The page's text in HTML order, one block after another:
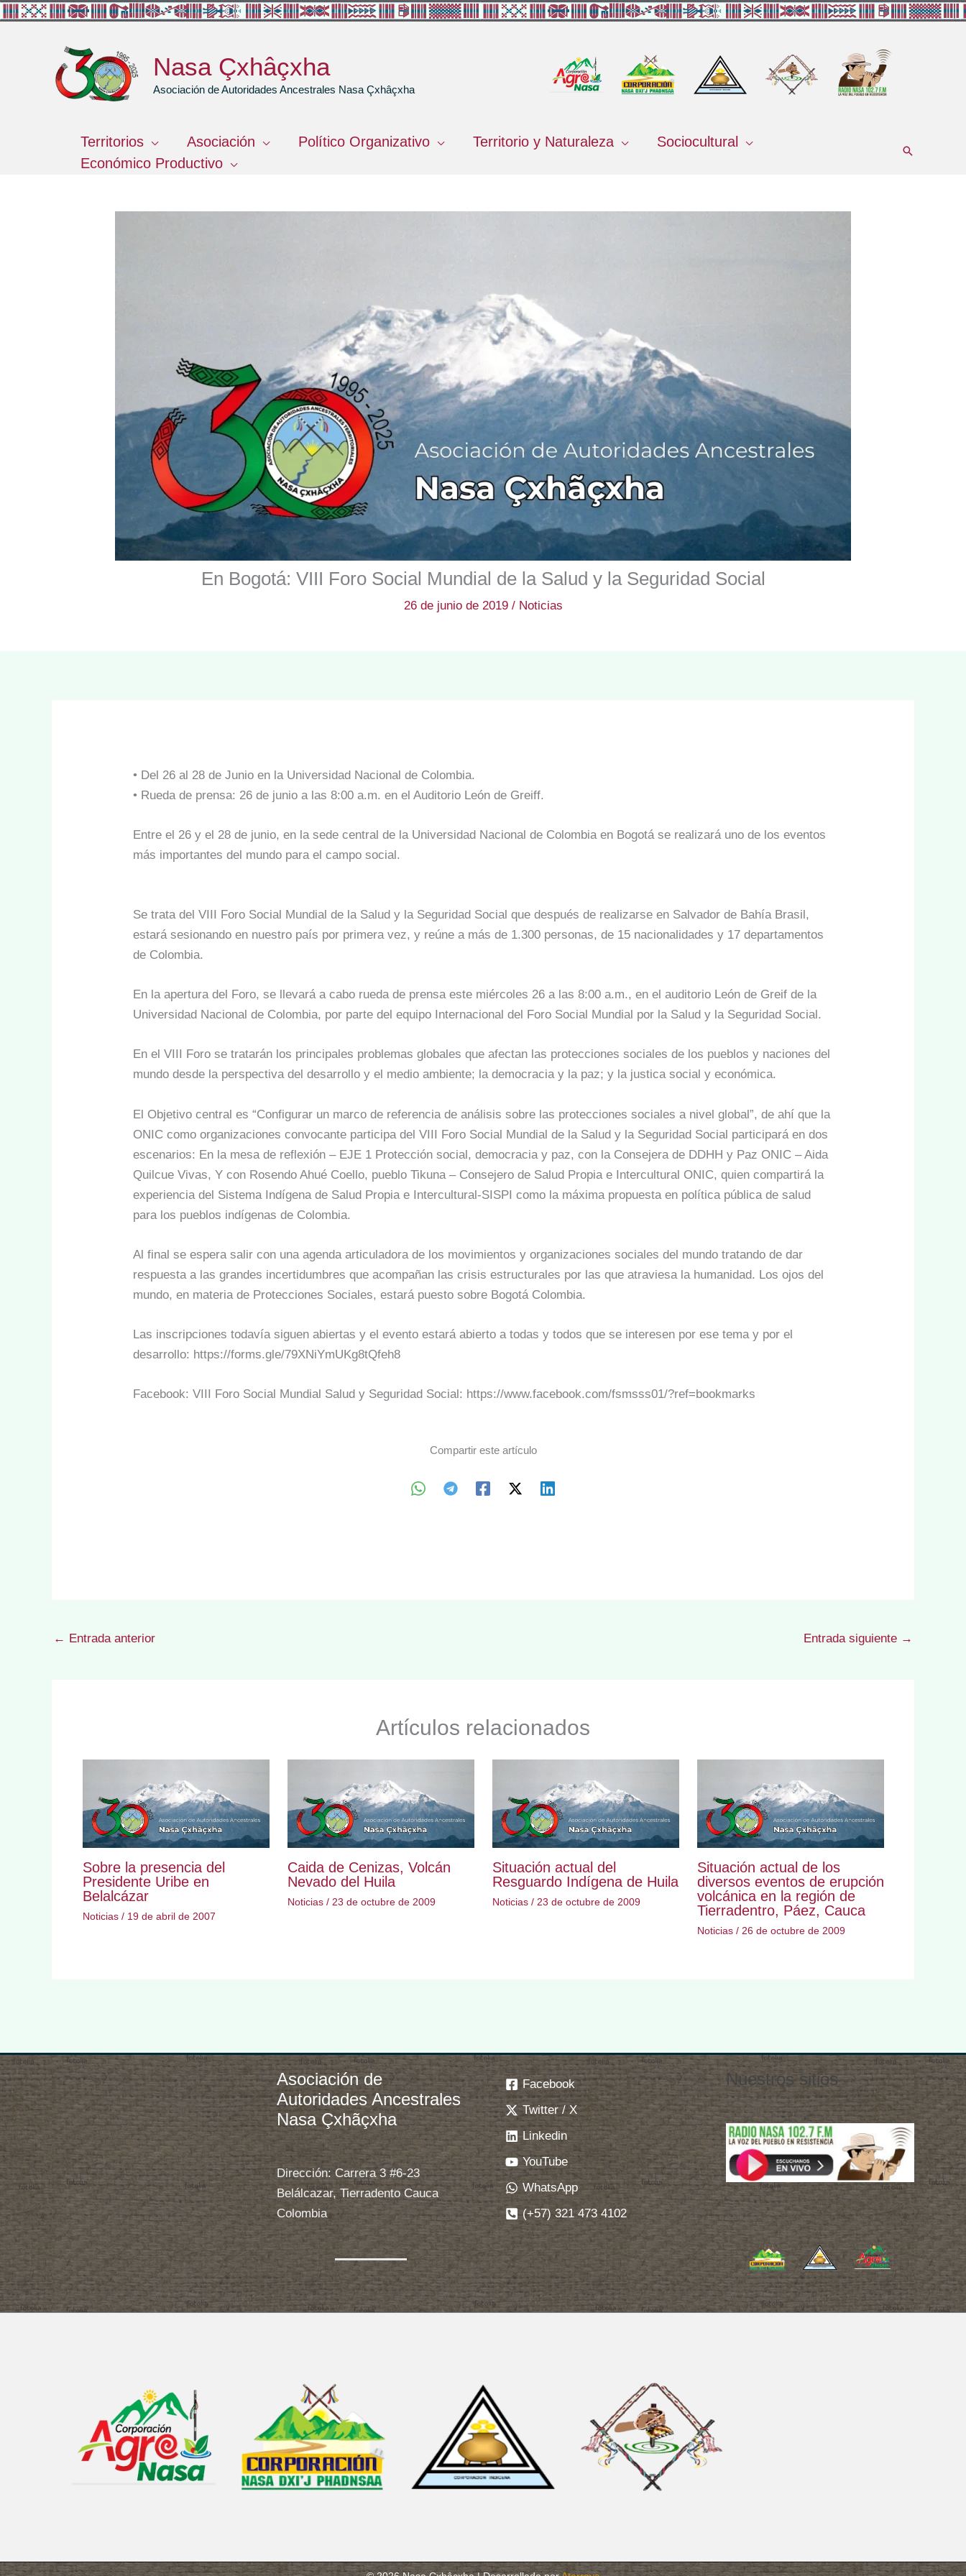
Ir
Nasa Çxhâçxha
Asociación de Autoridades Ancestrales Nasa Çxhâçxha
Territorios Asociación Político Organizativo Territorio y Naturaleza
Sociocultural
Económico Productivo
Buscar
En Bogotá: VIII Foro Social Mundial de la Salud y la Seguridad Social
26 de junio de 2019 / Noticias
• Del 26 al 28 de Junio en la Universidad Nacional de Colombia.
• Rueda de prensa: 26 de junio a las 8:00 a.m. en el Auditorio León de Greiff.
Entre el 26 y el 28 de junio, en la sede central de la Universidad Nacional de Colombia en Bogotá se realizará uno de los eventos
más importantes del mundo para el campo social.
Se trata del VIII Foro Social Mundial de la Salud y la Seguridad Social que después de realizarse en Salvador de Bahía Brasil,
estará sesionando en nuestro país por primera vez, y reúne a más de 1.300 personas, de 15 nacionalidades y 17 departamentos
de Colombia.
En la apertura del Foro, se llevará a cabo rueda de prensa este miércoles 26 a las 8:00 a.m., en el auditorio León de Greif de la
Universidad Nacional de Colombia, por parte del equipo Internacional del Foro Social Mundial por la Salud y la Seguridad Social.
En el VIII Foro se tratarán los principales problemas globales que afectan las protecciones sociales de los pueblos y naciones del
mundo desde la perspectiva del desarrollo y el medio ambiente; la democracia y la paz; y la justica social y económica.
El Objetivo central es “Configurar un marco de referencia de análisis sobre las protecciones sociales a nivel global”, de ahí que la
ONIC como organizaciones convocante participa del VIII Foro Social Mundial de la Salud y la Seguridad Social participará en dos
escenarios: En la mesa de reflexión – EJE 1 Protección social, democracia y paz, con la Consejera de DDHH y Paz ONIC – Aida
Quilcue Vivas, Y con Rosendo Ahué Coello, pueblo Tikuna – Consejero de Salud Propia e Intercultural ONIC, quien compartirá la
experiencia del Sistema Indígena de Salud Propia e Intercultural-SISPI como la máxima propuesta en política pública de salud
para los pueblos indígenas de Colombia.
Al final se espera salir con una agenda articuladora de los movimientos y organizaciones sociales del mundo tratando de dar
respuesta a las grandes incertidumbres que acompañan las crisis estructurales por las que atraviesa la humanidad. Los ojos del
mundo, en materia de Protecciones Sociales, estará puesto sobre Bogotá Colombia.
Las inscripciones todavía siguen abiertas y el evento estará abierto a todas y todos que se interesen por ese tema y por el
desarrollo: https://forms.gle/79XNiYmUKg8tQfeh8
Facebook: VIII Foro Social Mundial Salud y Seguridad Social: https://www.facebook.com/fsmsss01/?ref=bookmarks
Compartir este artículo
← Entrada anterior Entrada siguiente →
Artículos relacionados
Sobre la presencia del
Presidente Uribe en
Belalcázar
Noticias/ 19 de abril de 2007
Caida de Cenizas, Volcán
Nevado del Huila
Noticias/ 23 de octubre de 2009
Situación actual del
Resguardo Indígena de Huila
Noticias/ 23 de octubre de 2009
Situación actual de los
diversos eventos de erupción
volcánica en la región de
Tierradentro, Páez, Cauca
Noticias/ 26 de octubre de 2009
Asociación de
Autoridades Ancestrales
Nasa Çxhãçxha
Dirección: Carrera 3 #6-23
Belálcazar, Tierradento Cauca
Colombia
Facebook
Twitter / X
Linkedin
YouTube
WhatsApp
(+57) 321 473 4102
Nuestros sitios